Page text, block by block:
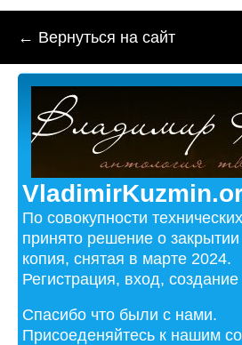
← Вернуться на сайт
По совокупности
принято решение о
копия, снятая в марте 2024.
Регистрация, вход,
Спасибо что были с нами.
Присоеденяйтесь к нашим